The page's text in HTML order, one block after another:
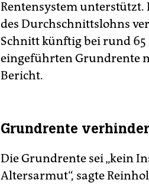
Rentensystem
des Durchschnittslohns
Schnitt künftig bei rund
eingeführten Grundrente
Bericht.
Grundrente
Die Grundrente sei „kein
Altersarmut“, sagte